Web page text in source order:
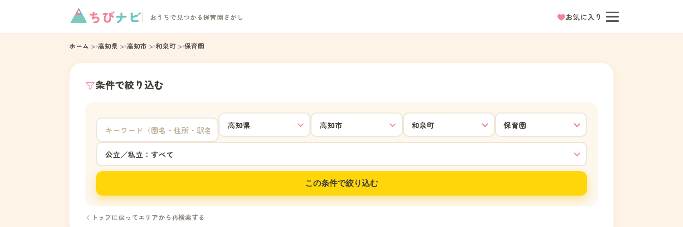
ちびナビ おうちで見つかる保育園さがし お気に入り
ホーム 高知県 高知市 和泉町 保育園
条件で絞り込む
この条件で絞り込む
トップに戻ってエリアから再検索する